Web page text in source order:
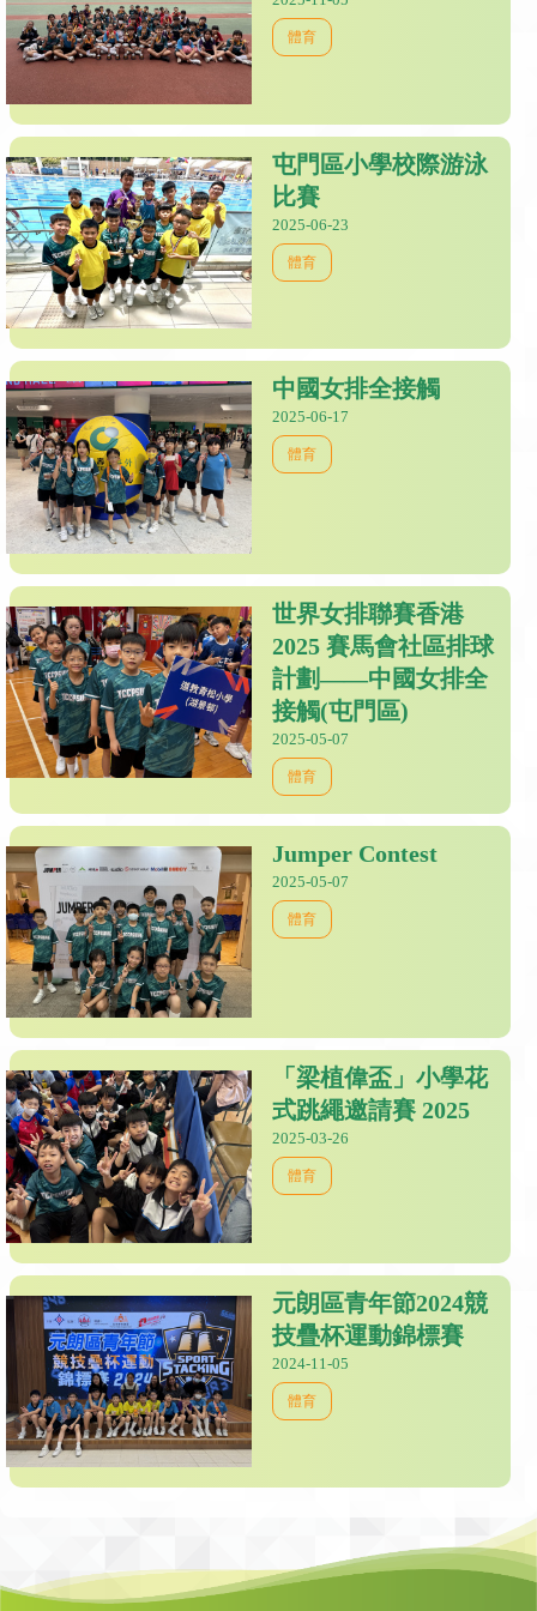
體育
屯門區小學校際游泳
比賽
2025-06-23
體育
中國女排全接觸
2025-06-17
體育
世界女排聯賽香港
2025 賽馬會社區排球
計劃——中國女排全
接觸(屯門區)
2025-05-07
體育
Jumper Contest
2025-05-07
體育
「梁植偉盃」小學花
式跳繩邀請賽 2025
2025-03-26
體育
元朗區青年節2024競
技疊杯運動錦標賽
2024-11-05
體育